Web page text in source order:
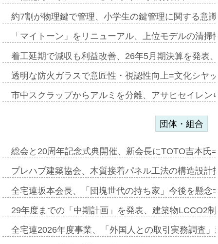
約7割が物理鍵で管理、小学生の鍵管理に関する意
「マイトーン」をリニューアル、上位モデルの清
着工延期で減収も利益改善、26年5月期決算を発表
透明な防火ガラスで意匠性・視認性向上=文化シヤ
市中スクラップからアルミを分離、アサヒセイレ
団体・組合
総会と20周年記念式典開催、新会長にTOTO吉本氏
プレハブ建築協会、木質接着パネル工法の構造設
全宅連坂本会長、「団塊世代の持ち家」今後を懸
29年度までの「中期計画」を発表、建築物LCCO2
全宅連2026年度事業、「外国人との取引実務調査